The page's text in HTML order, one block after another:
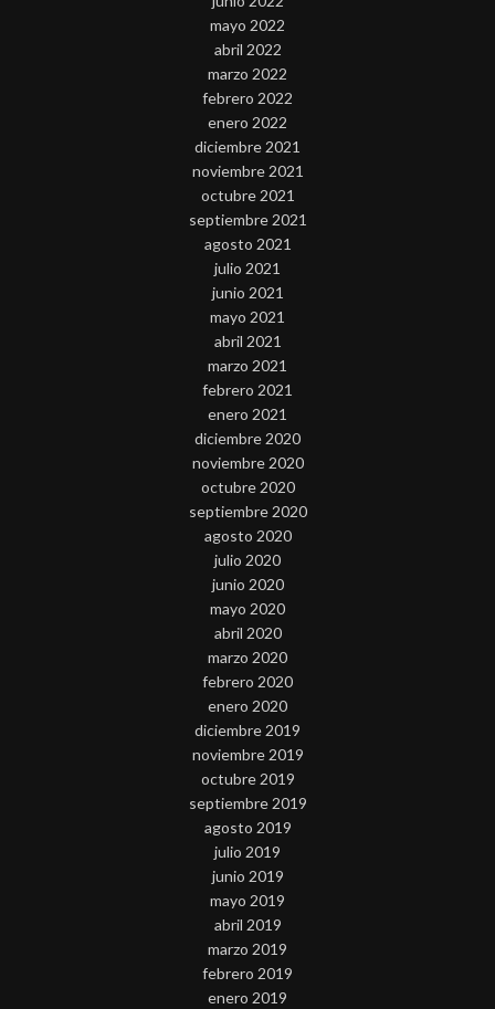
mayo 2022
abril 2022
marzo 2022
febrero 2022
enero 2022
diciembre 2021
noviembre 2021
octubre 2021
septiembre 2021
agosto 2021
julio 2021
junio 2021
mayo 2021
abril 2021
marzo 2021
febrero 2021
enero 2021
diciembre 2020
noviembre 2020
octubre 2020
septiembre 2020
agosto 2020
julio 2020
junio 2020
mayo 2020
abril 2020
marzo 2020
febrero 2020
enero 2020
diciembre 2019
noviembre 2019
octubre 2019
septiembre 2019
agosto 2019
julio 2019
junio 2019
mayo 2019
abril 2019
marzo 2019
febrero 2019
enero 2019